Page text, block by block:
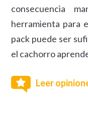
consecuencia
herramienta para
pack puede ser
el cachorro
Leer